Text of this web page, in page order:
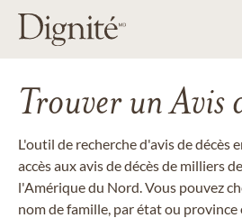
Trouver un Avis
L'outil de recherche d'avis de décès
accès aux avis de décès de milliers
l'Amérique du Nord. Vous pouvez
nom de famille, par état ou province